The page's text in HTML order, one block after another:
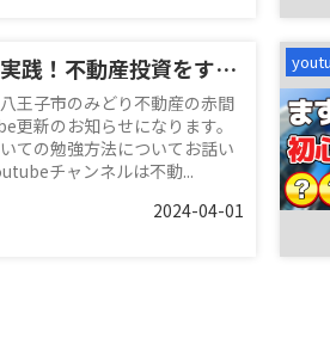
不動産のプロが実践！不動産投資をする際の勉強方法
王子市のみどり不動産の赤間
更新のお知らせになります。
ての勉強方法についてお話い
チャンネルは不動...
2024-04-01